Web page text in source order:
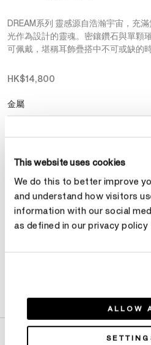
This website uses cookies
We do this to better improve
and understand how visitors
information with our social
as defined in our privacy policy
ALLOW
DREAM系列 靈感源自浩瀚宇宙，充
光作為設計的靈魂。密鑲鑽石與單顆
可佩戴，堪稱耳飾疊搭中不可或缺的時
HK$14,800
金屬